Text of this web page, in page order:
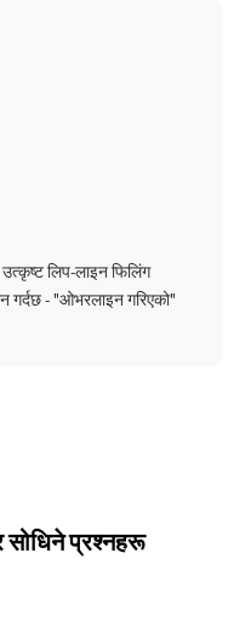
लिप-लाइन फिलिंग
गर्दछ - "ओभरलाइन गरिएको"
सोधिने प्रश्नहरू